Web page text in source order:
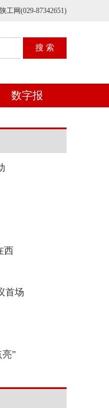
工网(029-87342651)
数字报
西
首场
”